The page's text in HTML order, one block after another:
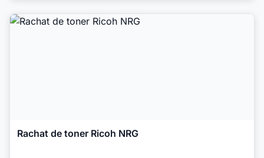
Rachat de toner Ricoh NRG